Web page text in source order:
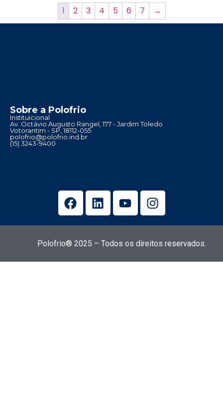
1 2 3 4 5 6 7 →
Sobre a Polofrio
Instituicional
Av. Octávio Augusto Rangel, 177 - Jardim Toledo
Votorantim - SP, 18112-055
polofrio@polofrio.ind.br
(15) 3243-9400
Polofrio® 2025 – Todos os direitos reservados.